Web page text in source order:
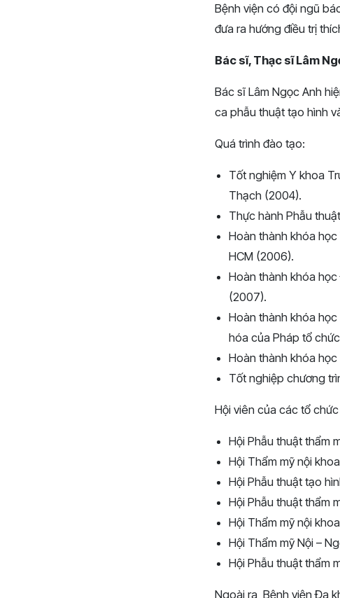
Bệnh viện có đội ngũ
đưa ra hướng điều trị
Bác sĩ, Thạc sĩ Lâm
Bác sĩ Lâm Ngọc Anh
ca phẫu thuật tạo hình
Quá trình đào tạo:
Tốt nghiệm Y khoa
Thạch (2004).
Thực hành Phẫu
Hoàn thành khóa học
HCM (2006).
Hoàn thành khóa
(2007).
Hoàn thành khóa
hóa của Pháp tổ
Hoàn thành khóa
Tốt nghiệp chương
Hội viên của các tổ chức
Hội Phẫu thuật thẩm
Hội Thẩm mỹ nội
Hội Phẫu thuật tạo
Hội Phẫu thuật thẩm
Hội Thẩm mỹ nội
Hội Thẩm mỹ Nội –
Hội Phẫu thuật thẩm
Ngoài ra, Bệnh viện Đa